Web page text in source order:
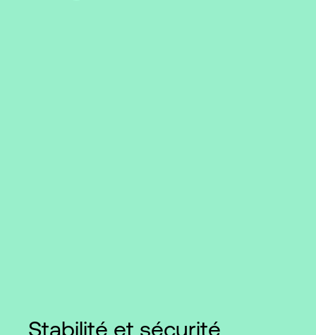
Stabilité et sécurité